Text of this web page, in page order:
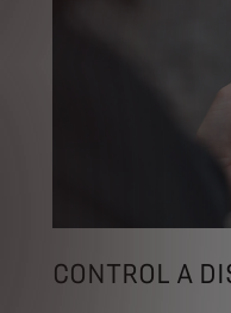
CONTROL A